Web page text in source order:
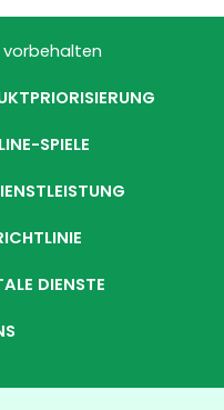
vorbehalten
SPIELE
DIENSTE